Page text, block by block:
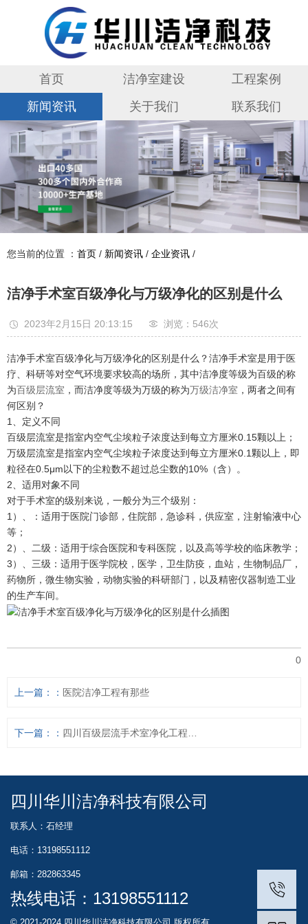
首页 洁净室建设
工程案例
新闻资讯
关于我们 联系我们
您当前的位置 ： 首页 / 新闻资讯 / 企业资讯 /
洁净手术室百级净化与万级净化的区别是什么
2023年2月15日 20:13:15 浏览：546次
洁净手术室百级净化与万级净化的区别是什么？洁净手术室是用于医
疗、科研等对空气环境要求较高的场所，其中洁净度等级为百级的称
为百级层流室 ，而洁净度等级为万级的称为万级洁净室 ，两者之间有
何区别？
1、定义不同
百级层流室是指室内空气尘埃粒子浓度达到每立方厘米0.15颗以上；
万级层流室是指室内空气尘埃粒子浓度达到每立方厘米0.1颗以上，即
粒径在0.5μm以下的尘粒数不超过总尘数的10%（含）。
2、适用对象不同
对于手术室的级别来说，一般分为三个级别：
1）、：适用于医院门诊部，住院部，急诊科，供应室，注射输液中心
等；
2）、二级：适用于综合医院和专科医院，以及高等学校的临床教学；
3）、三级：适用于医学院校，医学，卫生防疫，血站，生物制品厂，
药物所，微生物实验，动物实验的科研部门，以及精密仪器制造工业
的生产车间。
0
上一篇： 医院洁净工程有那些
下一篇：
四川华川洁净科技有限公司
联系人：石经理
电话：13198551112
邮箱：282863345
热线电话： 13198551112